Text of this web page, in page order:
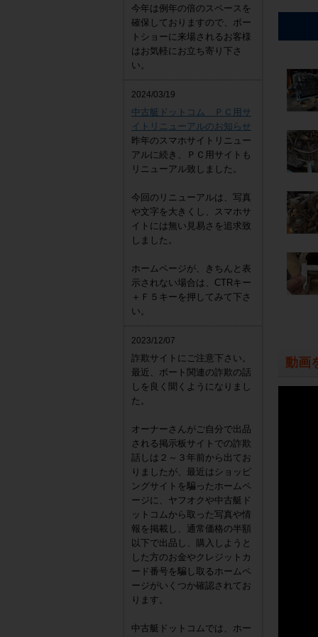
今年は例年の倍のスペースを
確保しておりますので、ボー
トショーに来場されるお客様
はお気軽にお立ち寄り下さ
い。
2024/03/19
中古艇ドットコム ＰＣ用サ
イトリニューアルのお知らせ
昨年のスマホサイトリニュー
アルに続き、ＰＣ用サイトも
リニューアル致しました。
今回のリニューアルは、写真
や文字を大きくし、スマホサ
イトには無い見易さを追求致
しました。
ホームページが、きちんと表
示されない場合は、CTRキー
＋Ｆ５キーを押してみて下さ
い。
2023/12/07
詐欺サイトにご注意下さい。
最近、ボート関連の詐欺の話
しを良く聞くようになりまし
た。
オーナーさんがご自分で出品
される掲示板サイトでの詐欺
話しは２～３年前から出てお
りましたが、最近はショッピ
ングサイトを騙ったホームペ
ージに、ヤフオクや中古艇ド
ットコムから取った写真や情
報を掲載し、通常価格の半額
以下で出品し、購入しようと
した方のお金やクレジットカ
ード番号を騙し取るホームペ
ージがいくつか確認されてお
ります。
中古艇ドットコムでは、ホー
動画